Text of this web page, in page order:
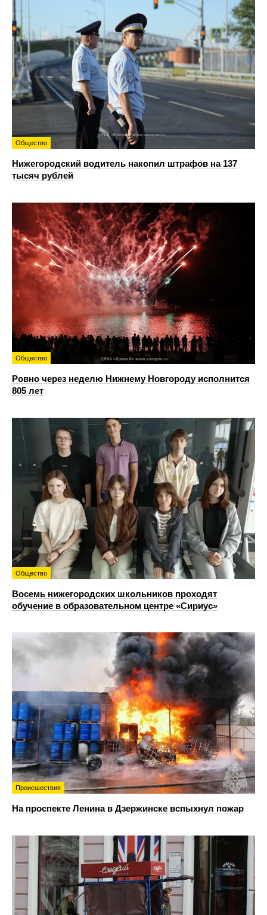
Общество
Нижегородский водитель накопил штрафов на 137
тысяч рублей
Общество
Ровно через неделю Нижнему Новгороду исполнится
805 лет
Общество
Восемь нижегородских школьников проходят
обучение в образовательном центре «Сириус»
Происшествия
На проспекте Ленина в Дзержинске вспыхнул пожар